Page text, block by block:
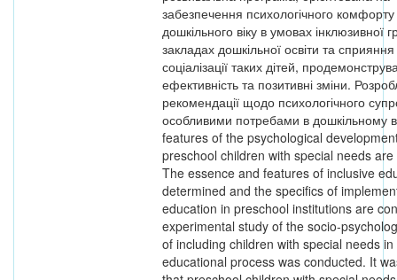
забезпечення психологічного
дошкільного віку в умовах інклюзивної
закладах дошкільної освіти та сприяння
соціалізації таких дітей,
ефективність та позитивні зміни.
рекомендації щодо психологічного
особливими потребами в дошкільному
features of the psychological
preschool children with special needs
The essence and features of inclusive
determined and the specifics of
education in preschool institutions are
experimental study of the socio-
of including children with special needs in
educational process was conducted. It